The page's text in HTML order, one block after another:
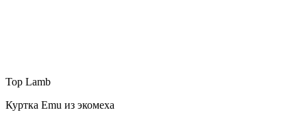
Top Lamb
Куртка Emu из экомеха